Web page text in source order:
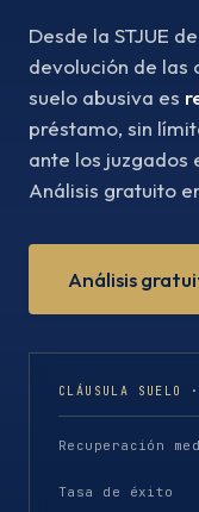
Desde la STJUE
devolución de las
suelo abusiva es
préstamo, sin
ante los juzgados
Análisis gratuito
Análisis
CLÁUSULA SUELO
Recuperación
Tasa de éxito